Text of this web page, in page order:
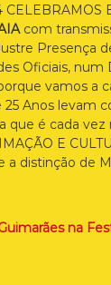
com
Presença
Oficiais, num
vamos a
25 Anos levam
que é cada vez
E
a distinção de
na